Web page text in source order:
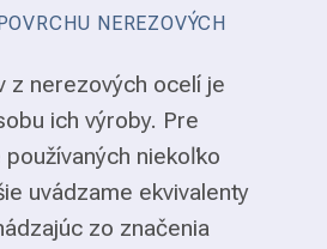
NEREZOVÝCH
z nerezových ocelí je
ich výroby. Pre
niekoľko
uvádzame ekvivalenty
zo značenia